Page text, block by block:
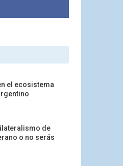
el ecosistema
de
o no serás